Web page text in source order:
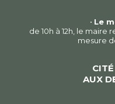
• Le
de 10h à 12h, le maire
mesure
AUX